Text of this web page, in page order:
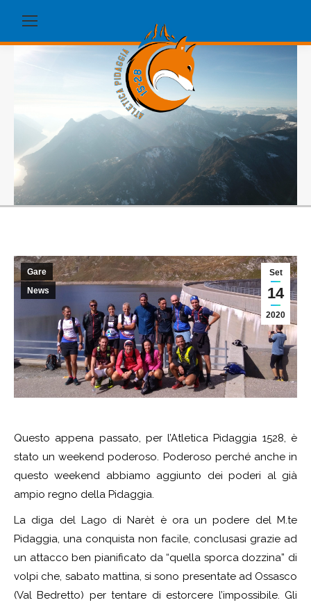
Set
14
2020
Gare
News
Questo appena passato, per l’Atletica Pidaggia 1528, è
stato un weekend poderoso. Poderoso perché anche in
questo weekend abbiamo aggiunto dei poderi al già
ampio regno della Pidaggia.
La diga del Lago di Narèt è ora un podere del M.te
Pidaggia, una conquista non facile, conclusasi grazie ad
un attacco ben pianificato da “quella sporca dozzina” di
volpi che, sabato mattina, si sono presentate ad Ossasco
(Val Bedretto) per tentare di estorcere l’impossibile. Gli